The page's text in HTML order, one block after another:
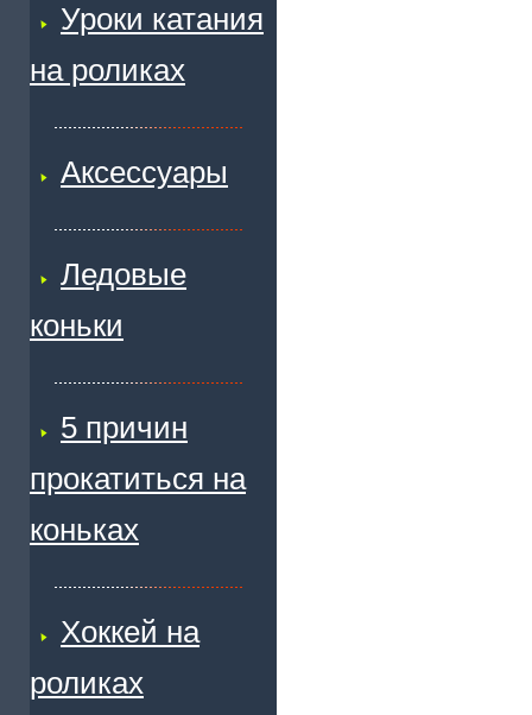
Уроки катания
на роликах
Аксессуары
Ледовые
коньки
5 причин
прокатиться на
коньках
Хоккей на
роликах